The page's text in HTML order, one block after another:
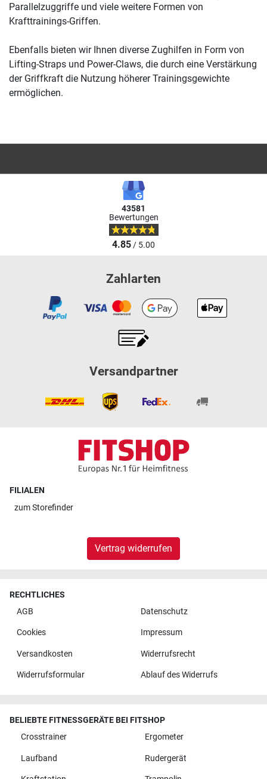
Parallelzuggriffe und viele weitere Formen von
Krafttrainings-Griffen.
Ebenfalls bieten wir Ihnen diverse Zughilfen in Form von
Lifting-Straps und Power-Claws, die durch eine Verstärkung
der Griffkraft die Nutzung höherer Trainingsgewichte
ermöglichen.
43581
Bewertungen
4.85/ 5.00
Zahlarten
Versandpartner
FILIALEN
zumStorefinder
Vertrag widerrufen
RECHTLICHES
AGB
Datenschutz
Cookies Impressum
Versandkosten Widerrufsrecht
Widerrufsformular Ablauf des Widerrufs
BELIEBTE FITNESSGERÄTE BEI FITSHOP
Crosstrainer
Ergometer
Laufband Rudergerät